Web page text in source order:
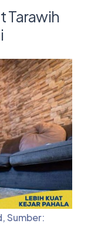
Tarawih
Sumber: